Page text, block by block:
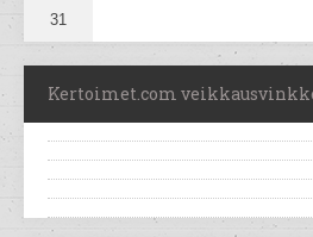
31
Kertoimet.com